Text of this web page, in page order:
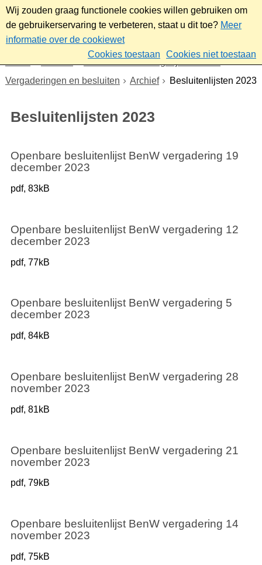
Wij zouden graag functionele cookies willen gebruiken om
de gebruikerservaring te verbeteren, staat u dit toe? Meer
informatie over de cookiewet
Cookies toestaan
Cookies niet toestaan
Gemeenteraad/Dagelijks bestuur
Vergaderingen en besluiten
Archief Besluitenlijsten 2023
Besluitenlijsten 2023
Openbare besluitenlijst BenW vergadering 19
december 2023
pdf, 83kB
Openbare besluitenlijst BenW vergadering 12
december 2023
pdf, 77kB
Openbare besluitenlijst BenW vergadering 5
december 2023
pdf, 84kB
Openbare besluitenlijst BenW vergadering 28
november 2023
pdf, 81kB
Openbare besluitenlijst BenW vergadering 21
november 2023
pdf, 79kB
Openbare besluitenlijst BenW vergadering 14
november 2023
pdf, 75kB